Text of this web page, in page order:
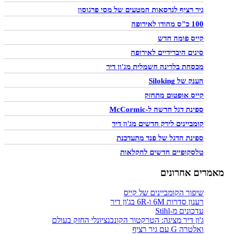
גיר רציף לגרסאות המטעים של מסי פרגוסון
100 כ"ס מהודו לאירופה
קייס פומה חדש
סינים היברידיים לאירופה
מכסחת בלרינה חשמלית מג'ון דיר
הענק של Siloking
קייס אופטום מתחזק
ספינת דגל חדשה ל-McCormic
קומביינים לירק חדשים מג'ון דיר
ספינת הדגל של פנד מתעדכנת
טלסקופיים חדשים לחקלאות
מאמרים אחרונים
שיפור הקומביינים של קייס
רענון סדרות 6M ו-6R בג'ון דיר
עדכונים מ-Stihl
ג'ון דיר מציגה: הטרקטור הקונבנציונלי החזק בעולם
ואלטרה G עם גיר רציף